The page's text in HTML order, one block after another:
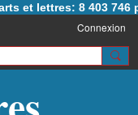
et lettres: 8 403 746
Connexion